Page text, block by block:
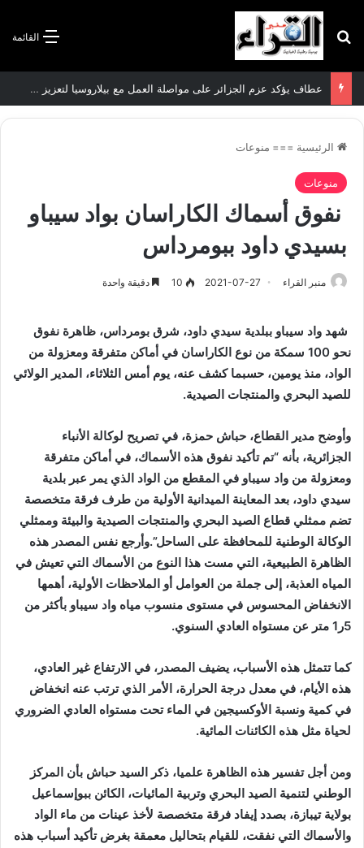
القائمة بحث عن
عطاف يؤكد عزم الجزائر على مواصلة العمل مع بيلاروسيا لتعزيز العلاقات الثنائية
الرئيسية === منوعات
منوعات
نفوق أسماك الكاراسان بواد سيباو
بسيدي داود ببومرداس
منبر القراء 2021-07-27
10 دقيقة واحدة
شهد واد سيباو ببلدية سيدي داود، شرق بومرداس، ظاهرة نفوق
نحو 100 سمكة من نوع الكاراسان في أماكن متفرقة ومعزولة من
الواد، منذ يومين، حسبما كشف عنه، يوم أمس الثلاثاء، المدير الولائي
للصيد البحري والمنتجات الصيدية.
وأوضح مدير القطاع، حباش حمزة، في تصريح لوكالة الأنباء
الجزائرية، بأنه “تم تأكيد نفوق هذه الأسماك، في أماكن متفرقة
ومعزولة من واد سيباو في المقطع من الواد الذي يمر عبر بلدية
سيدي داود، بعد المعاينة الميدانية الأولية من طرف فرقة متخصصة
تضم ممثلي قطاع الصيد البحري والمنتجات الصيدية والبيئة وممثلي
الوكالة الوطنية للمحافظة على الساحل”.وأرجع نفس المصدر هذه
الظاهرة الطبيعية، التي مست هذا النوع من الأسماك التي تعيش في
المياه العذبة، إلى جملة من العوامل أو الملاحظات الأولية، أهمها
الانخفاض المحسوس في مستوى منسوب مياه واد سيباو بأكثر من
5ر1 متر عن مستواه العادي السنوي.
كما تتمثل هذه الأسباب، يضيف المصدر، في الارتفاع غير العادي،
هذه الأيام، في معدل درجة الحرارة، الأمر الذي ترتب عنه انخفاض
في كمية ونسبة الأوكسيجين في الماء تحت مستواه العادي الضروري
لحياة مثل هذه الكائنات المائية.
ومن أجل تفسير هذه الظاهرة علميا، ذكر السيد حباش بأن المركز
الوطني لتنمية الصيد البحري وتربية المائيات، الكائن ببوإسماعيل
بولاية تيبازة، بصدد إيفاد فرقة متخصصة لأخذ عينات من ماء الواد
والأسماك التي نفقت، للقيام بتحاليل معمقة بغرض تأكيد أسباب هذه